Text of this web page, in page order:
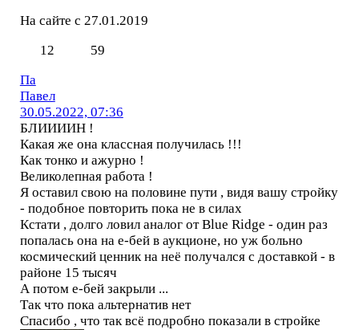
На сайте с 27.01.2019
12
59
Па
Павел
30.05.2022, 07:36
БЛИИИИН !
Какая же она классная получилась !!!
Как тонко и ажурно !
Великолепная работа !
Я оставил свою на половине пути , видя вашу стройку
- подобное повторить пока не в силах
Кстати , долго ловил аналог от Blue Ridge - один раз
попалась она на е-бей в аукционе, но уж больно
космический ценник на неё получался с доставкой - в
районе 15 тысяч
А потом е-бей закрыли ...
Так что пока альтернатив нет
Спасибо , что так всё подробно показали в стройке